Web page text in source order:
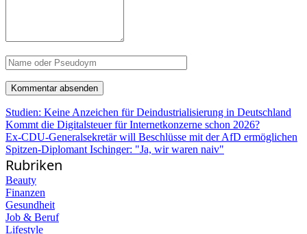
Studien: Keine Anzeichen für Deindustrialisierung in Deutschland
Kommt die Digitalsteuer für Internetkonzerne schon 2026?
Ex-CDU-Generalsekretär will Beschlüsse mit der AfD ermöglichen
Spitzen-Diplomant Ischinger: "Ja, wir waren naiv"
Rubriken
Beauty
Finanzen
Gesundheit
Job & Beruf
Lifestyle